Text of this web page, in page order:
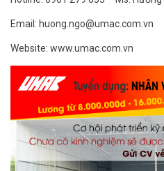
Email: huong.ngo@umac.com.vn
Website: www.umac.com.vn